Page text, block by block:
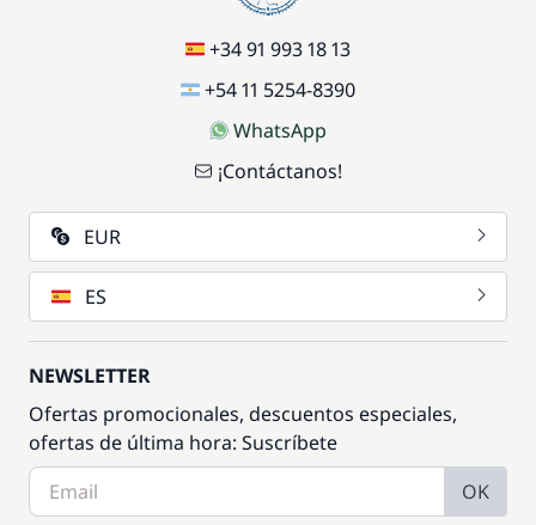
+34 91 993 18 13
+54 11 5254-8390
WhatsApp
¡Contáctanos!
EUR
ES
NEWSLETTER
Ofertas promocionales, descuentos especiales,
ofertas de última hora: Suscríbete
OK